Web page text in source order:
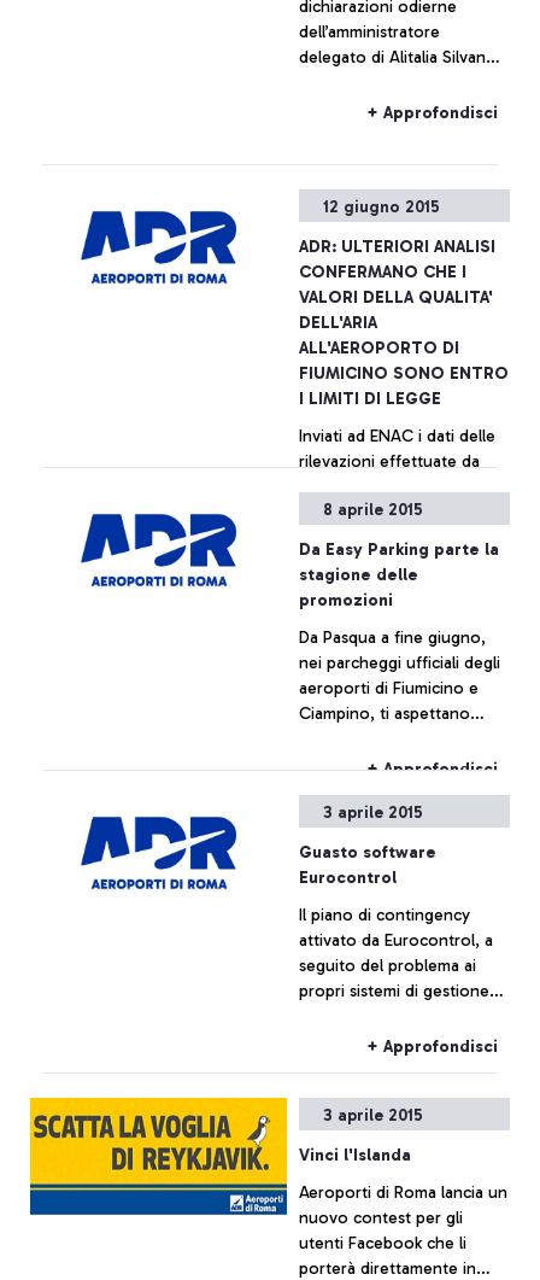
dichiarazioni odierne
dell’amministratore
delegato di Alitalia Silvano
non intende commentare le
+ Approfondisci
12 giugno 2015
ADR: ULTERIORI ANALISI
CONFERMANO CHE I
VALORI DELLA QUALITA'
DELL'ARIA
ALL'AEROPORTO DI
FIUMICINO SONO ENTRO
I LIMITI DI LEGGE
Inviati ad ENAC i dati delle
rilevazioni effettuate da
per conto di varie realtà
aeroportuali. La tabella di
sintesi dei valori è
pubblicata sul sito della
società.
+ Approfondisci
8 aprile 2015
Da Easy Parking parte la
stagione delle
promozioni
Da Pasqua a fine giugno,
nei parcheggi ufficiali degli
aeroporti di Fiumicino e
Ciampino, ti aspettano
faranno decollare ancora
+ Approfondisci
3 aprile 2015
Guasto software
Eurocontrol
Il piano di contingency
attivato da Eurocontrol, a
seguito del problema ai
propri sistemi di gestione
momento non ha
resta sostanzialmente
regolare.
+ Approfondisci
3 aprile 2015
Vinci l'Islanda
Aeroporti di Roma lancia un
nuovo contest per gli
utenti Facebook che li
porterà direttamente in